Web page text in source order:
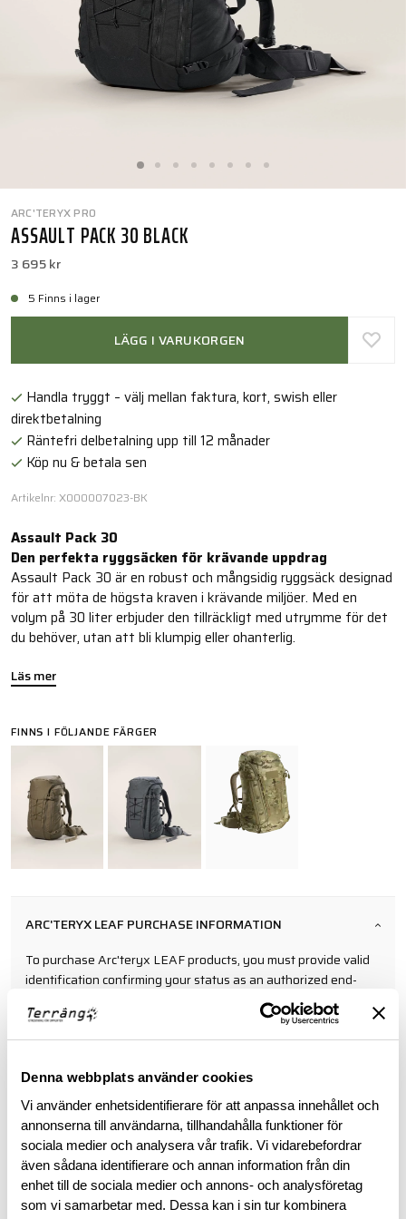
Denna webbplats använder cookies
Vi använder enhetsidentifierare för att anpassa innehållet och
annonserna till användarna, tillhandahålla funktioner för
sociala medier och analysera vår trafik. Vi vidarebefordrar
även sådana identifierare och annan information från din
enhet till de sociala medier och annons- och analysföretag
som vi samarbetar med. Dessa kan i sin tur kombinera
ARC'TERYX PRO
ASSAULT PACK 30 BLACK
3 695 kr
5 Finns i lager
LÄGG I VARUKORGEN
Handla tryggt – välj mellan faktura, kort, swish eller
direktbetalning
Räntefri delbetalning upp till 12 månader
Köp nu & betala sen
Artikelnr: X000007023-BK
Assault Pack 30
Den perfekta ryggsäcken för krävande uppdrag
Assault Pack 30 är en robust och mångsidig ryggsäck designad
för att möta de högsta kraven i krävande miljöer. Med en
volym på 30 liter erbjuder den tillräckligt med utrymme för det
du behöver, utan att bli klumpig eller ohanterlig.
Läs mer
FINNS I FÖLJANDE FÄRGER
ARC'TERYX LEAF PURCHASE INFORMATION
To purchase Arc'teryx LEAF products, you must provide valid
identification confirming your status as an authorized end-
user within law enforcement or military personnel. This
requirement ensures that these specialized products are
accessible to those in professional capacities where they are
BESKRIVNING
RECENSIONER